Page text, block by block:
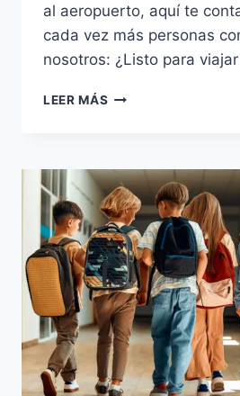
al aeropuerto, aquí te
cada vez más personas
nosotros: ¿Listo para
LEER MÁS